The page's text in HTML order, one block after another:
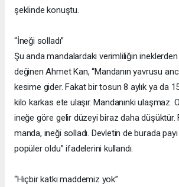
şeklinde konuştu.
“İneği solladı”
Şu anda mandalardaki verimliliğin
değinen Ahmet Kan, “Mandanın yavrusu
kesime gider. Fakat bir tosun 8 aylık ya da
kilo karkas ete ulaşır. Mandanınki ulaşmaz.
ineğe göre gelir düzeyi biraz daha düşüktür.
manda, ineği solladı. Devletin de burada
popüler oldu” ifadelerini kullandı.
“Hiçbir katkı maddemiz yok”